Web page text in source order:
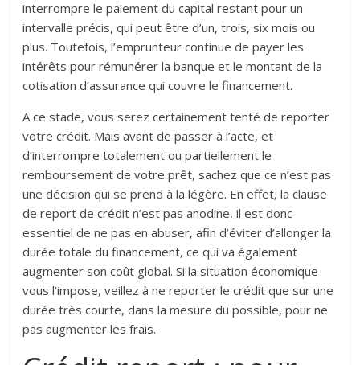
interrompre le paiement du capital restant pour un
intervalle précis, qui peut être d’un, trois, six mois ou
plus. Toutefois, l’emprunteur continue de payer les
intérêts pour rémunérer la banque et le montant de la
cotisation d’assurance qui couvre le financement.
A ce stade, vous serez certainement tenté de reporter
votre crédit. Mais avant de passer à l’acte, et
d’interrompre totalement ou partiellement le
remboursement de votre prêt, sachez que ce n’est pas
une décision qui se prend à la légère. En effet, la clause
de report de crédit n’est pas anodine, il est donc
essentiel de ne pas en abuser, afin d’éviter d’allonger la
durée totale du financement, ce qui va également
augmenter son coût global. Si la situation économique
vous l’impose, veillez à ne reporter le crédit que sur une
durée très courte, dans la mesure du possible, pour ne
pas augmenter les frais.